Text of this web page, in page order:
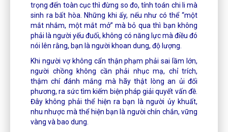
trọng đến toàn cục thì đừng so đo, tính toán chi li mà
sinh ra bất hòa. Những khi ấy, nếu như có thể “một
mắt nhắm, một mắt mở” mà bỏ qua thì bạn không
phải là người yếu đuối, không có năng lực mà điều đó
nói lên rằng, bạn là người khoan dung, độ lượng.
Khi người vợ không cẩn thận phạm phải sai lầm lớn,
người chồng không cần phải nhục mạ, chỉ trích,
thậm chí đánh mắng mà hãy thật lòng an ủi đối
phương, ra sức tìm kiếm biện pháp giải quyết vấn đề.
Đây không phải thể hiện ra bạn là người ủy khuất,
nhu nhược mà thể hiện bạn là người chín chắn, vững
vàng và bao dung.